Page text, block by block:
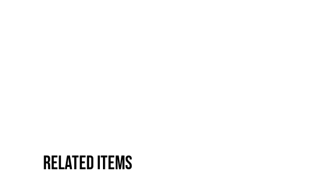
Related items